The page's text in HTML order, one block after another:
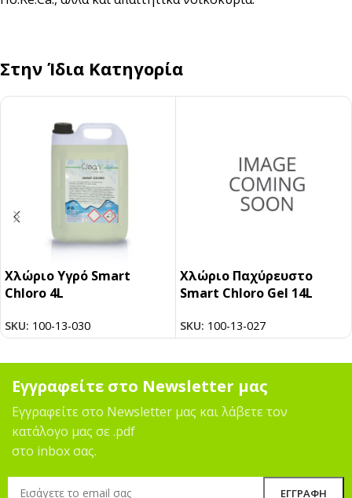
Στην Ίδια Κατηγορία
Χλώριο Υγρό Smart
Chloro 4L
SKU: 100-13-030
Χλώριο Παχύρευστο
Smart Chloro Gel 14L
SKU: 100-13-027
Εγγραφείτε στο Newsletter μας
Εγγραφείτε στο Newsletter μας και λάβετε τον
κατάλογο μας σε .pdf
στο inbox σας.